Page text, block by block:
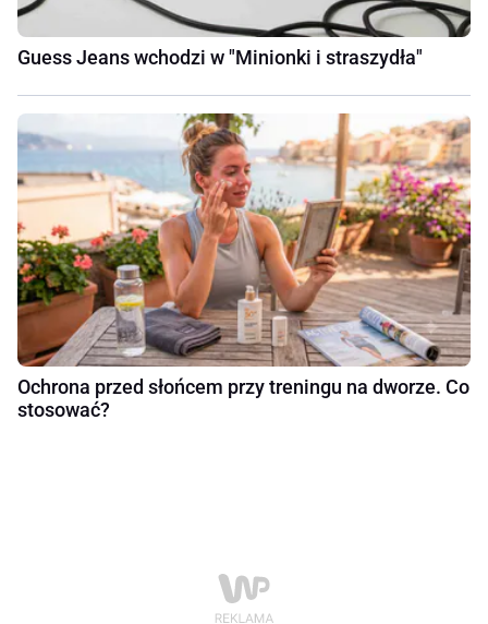
Guess Jeans wchodzi w "Minionki i straszydła"
Ochrona przed słońcem przy treningu na dworze. Co
stosować?